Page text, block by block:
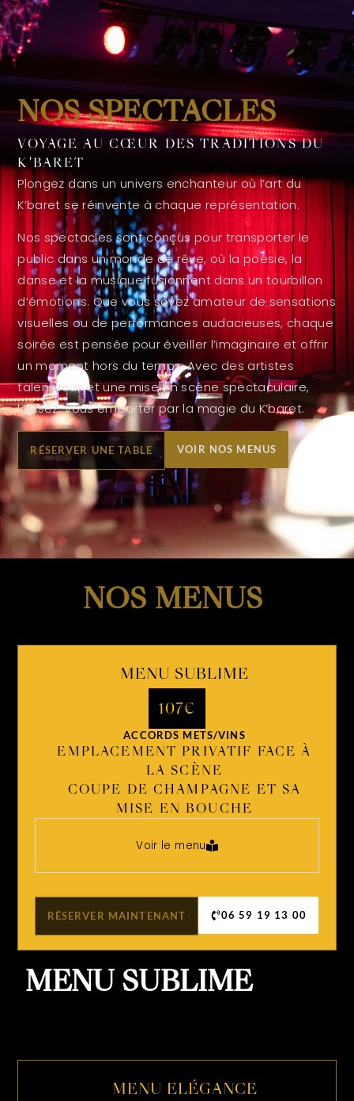
NOS SPECTACLES
VOYAGE AU CŒUR DES TRADITIONS DU
K'BARET
Plongez dans un univers enchanteur où l’art du
K’baret se réinvente à chaque représentation.
Nos spectacles sont conçus pour transporter le
public dans un monde de rêve, où la poésie, la
danse et la musique fusionnent dans un tourbillon
d’émotions. Que vous soyez amateur de sensations
visuelles ou de performances audacieuses, chaque
soirée est pensée pour éveiller l’imaginaire et offrir
un moment hors du temps. Avec des artistes
talentueux et une mise en scène spectaculaire,
laissez-vous emporter par la magie du K’baret.
RÉSERVER UNE TABLE VOIR NOS MENUS
NOS MENUS
MENU SUBLIME
107€
ACCORDS METS/VINS
EMPLACEMENT PRIVATIF FACE À
LA SCÈNE
COUPE DE CHAMPAGNE ET SA
MISE EN BOUCHE
Voir le menu
RÉSERVER MAINTENANT 06 59 19 13 00
MENU SUBLIME
MENU ELÉGANCE